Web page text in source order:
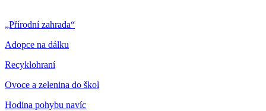
„Přírodní zahrada“
Adopce na dálku
Recyklohraní
Ovoce a zelenina do škol
Hodina pohybu navíc